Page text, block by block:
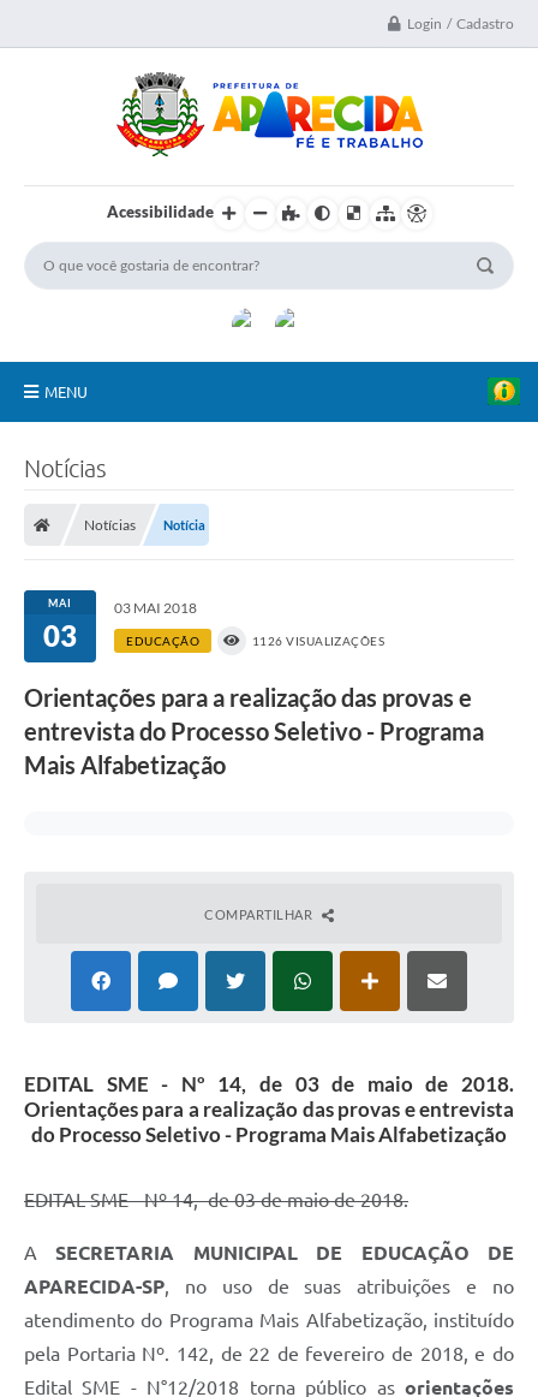
Login / Cadastro
Acessibilidade
MENU
Turismo
SIC
Coronavírus
Serviços Online
Secretaria de Saúde (Relações ESF)
ISS Online (Gerar Senha de Acesso / Acesso ao Sistema)
Audiências Públicas
Carta de Serviços
Arquivos para Download
Galeria de Vídeos
Participe mais
Notícias
Notícias Notícia
MAI
03
03 MAI 2018
EDUCAÇÃO 1126 VISUALIZAÇÕES
Orientações para a realização das provas e
entrevista do Processo Seletivo - Programa
Mais Alfabetização
COMPARTILHAR
EDITAL SME - Nº 14, de 03 de maio de 2018.
Orientações para a realização das provas e entrevista
do Processo Seletivo - Programa Mais Alfabetização
EDITAL SME - Nº 14, de 03 de maio de 2018.
ASECRETARIA MUNICIPAL DE EDUCAÇÃO DE
APARECIDA-SP, no uso de suas atribuições e no
atendimento do Programa Mais Alfabetização, instituído
pela Portaria Nº. 142, de 22 de fevereiro de 2018, e do
Edital SME - N°12/2018 torna público as orientações